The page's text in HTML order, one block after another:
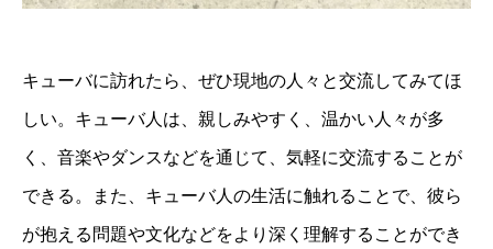
キューバに訪れたら、ぜひ現地の人々と交流してみてほ
しい。キューバ人は、親しみやすく、温かい人々が多
く、音楽やダンスなどを通じて、気軽に交流することが
できる。また、キューバ人の生活に触れることで、彼ら
が抱える問題や文化などをより深く理解することができ